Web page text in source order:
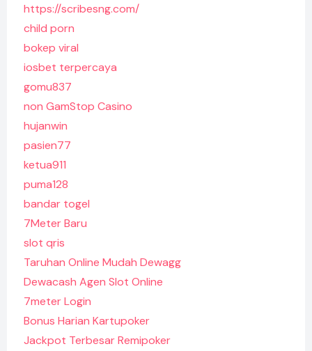
https://scribesng.com/
child porn
bokep viral
iosbet terpercaya
gomu837
non GamStop Casino
hujanwin
pasien77
ketua911
puma128
bandar togel
7Meter Baru
slot qris
Taruhan Online Mudah Dewagg
Dewacash Agen Slot Online
7meter Login
Bonus Harian Kartupoker
Jackpot Terbesar Remipoker